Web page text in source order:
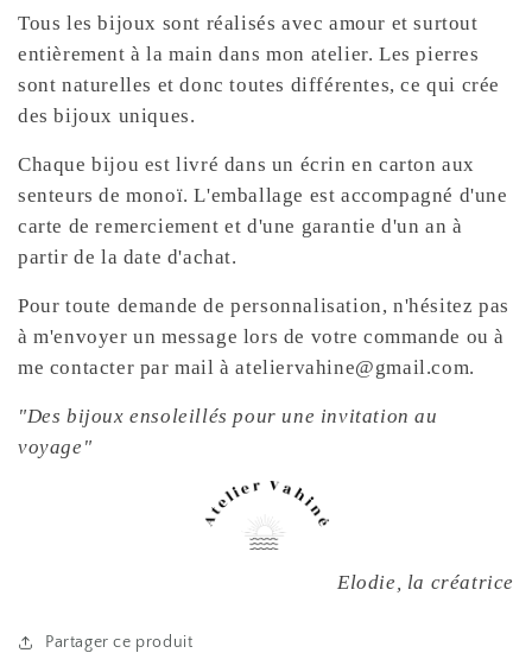
Tous les bijoux sont réalisés avec amour et surtout
entièrement à la main dans mon atelier. Les pierres
sont naturelles et donc toutes différentes, ce qui crée
des bijoux uniques.
Chaque bijou est livré dans un écrin en carton aux
senteurs de monoï. L'emballage est accompagné d'une
carte de remerciement et d'une garantie d'un an à
partir de la date d'achat.
Pour toute demande de personnalisation, n'hésitez pas
à m'envoyer un message lors de votre commande ou à
me contacter par mail à ateliervahine@gmail.com.
"Des bijoux ensoleillés pour une invitation au
voyage"
Elodie, la créatrice
Partager ce produit